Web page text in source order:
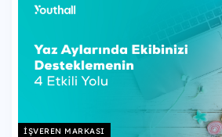
İŞVEREN MARKASI